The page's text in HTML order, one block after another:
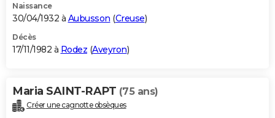
Naissance
30/04/1932 à Aubusson (Creuse)
Décès
17/11/1982 à Rodez (Aveyron)
Maria SAINT-RAPT (75 ans)
Créer une cagnotte obsèques